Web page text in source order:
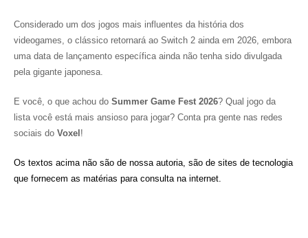
Considerado um dos jogos mais influentes da história dos
videogames, o clássico retornará ao Switch 2 ainda em 2026, embora
uma data de lançamento específica ainda não tenha sido divulgada
pela gigante japonesa.
E você, o que achou do Summer Game Fest 2026? Qual jogo da
lista você está mais ansioso para jogar? Conta pra gente nas redes
sociais do Voxel !
Os textos acima não são de nossa autoria, são de sites de tecnologia
que fornecem as matérias para consulta na internet.